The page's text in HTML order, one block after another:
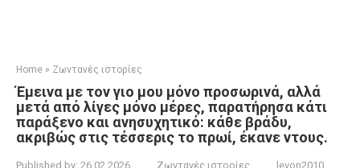
Home » Ζωντανές ιστορίες
Έμεινα με τον γιο μου μόνο προσωρινά, αλλά
μετά από λίγες μόνο μέρες, παρατήρησα κάτι
παράξενο και ανησυχητικό: κάθε βράδυ,
ακριβώς στις τέσσερις το πρωί, έκανε ντους.
Published by: 26.02.2026 Ζωντανές ιστορίες levon2010